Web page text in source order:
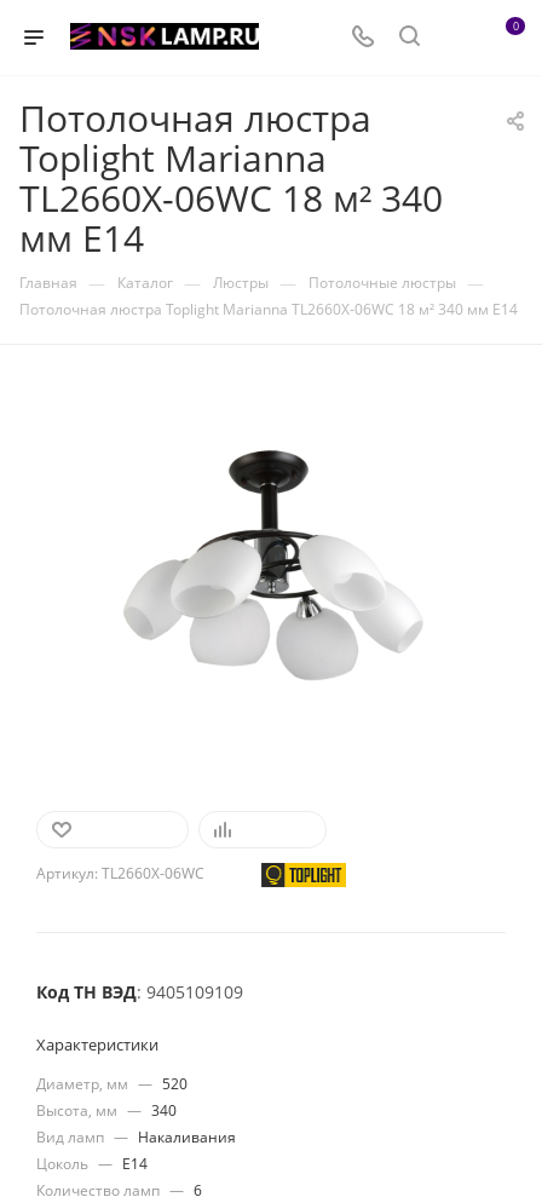
0
Потолочная люстра
Toplight Marianna
TL2660X-06WC 18 м² 340
мм E14
Главная — Каталог — Люстры — Потолочные люстры —
Потолочная люстра Toplight Marianna TL2660X-06WC 18 м² 340 мм E14
Артикул: TL2660X-06WC
Код ТН ВЭД: 9405109109
Характеристики
Диаметр, мм — 520
Высота, мм — 340
Вид ламп — Накаливания
Цоколь — E14
Количество ламп — 6